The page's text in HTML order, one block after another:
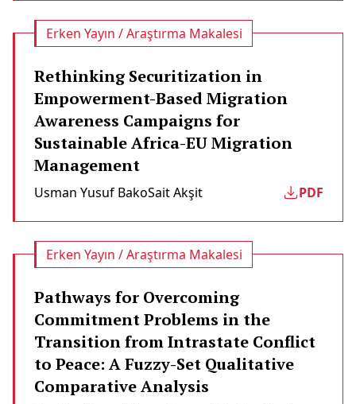
Erken Yayın / Araştırma Makalesi
Rethinking Securitization in
Empowerment-Based Migration
Awareness Campaigns for
Sustainable Africa-EU Migration
Management
Usman Yusuf BakoSait Akşit PDF
Erken Yayın / Araştırma Makalesi
Pathways for Overcoming
Commitment Problems in the
Transition from Intrastate Conflict
to Peace: A Fuzzy-Set Qualitative
Comparative Analysis